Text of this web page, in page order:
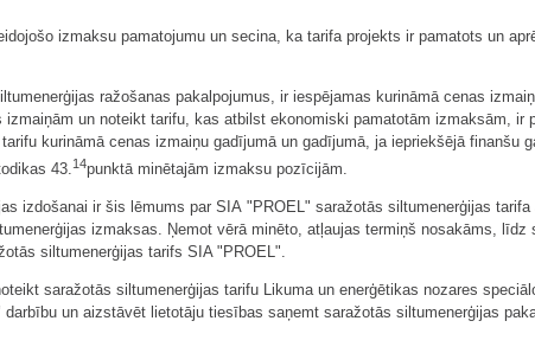
izmaksu pamatojumu un secina, ka tarifa projekts ir pamatots un
ražošanas pakalpojumus, ir iespējamas kurināmā cenas
un noteikt tarifu, kas atbilst ekonomiski pamatotām izmaksām, ir
kurināmā cenas izmaiņu gadījumā un gadījumā, ja iepriekšējā finanšu
43. 14punktā minētajām izmaksu pozīcijām.
izdošanai ir šis lēmums par SIA "PROEL" saražotās siltumenerģijas tarifa
izmaksas. Ņemot vērā minēto, atļaujas termiņš nosakāms,
siltumenerģijas tarifs SIA "PROEL".
saražotās siltumenerģijas tarifu Likuma un enerģētikas nozares
un aizstāvēt lietotāju tiesības saņemt saražotās siltumenerģijas